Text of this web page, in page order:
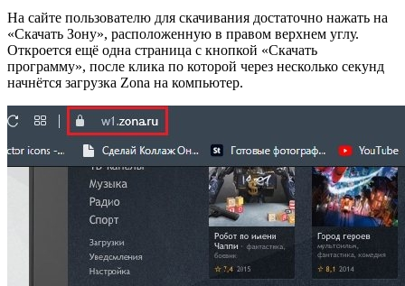
На сайте пользователю для скачивания достаточно нажать на
«Скачать Зону», расположенную в правом верхнем углу.
Откроется ещё одна страница с кнопкой «Скачать
программу», после клика по которой через несколько секунд
начнётся загрузка Zona на компьютер.